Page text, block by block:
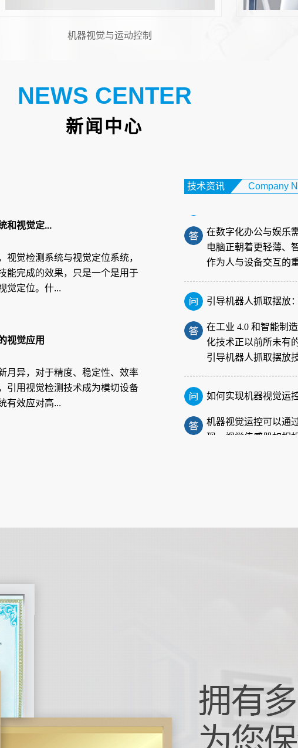
机器人视觉
NEWS CENTER
新闻中心
和视觉定...
视觉检测系统与视觉定位系统，
能完成的效果，只是一个是用于
觉定位。什...
视觉应用
月异，对于精度、稳定性、效率
引用视觉检测技术成为模切设备
有效应对高...
技术资讯 Company
笔记本触摸屏对位贴
电脑正朝着更轻薄、
作为人与设备交互的
引导机器人抓取摆放
在工业 4.0 和智能制
化技术正以前所未有
引导机器人抓取摆放
如何实现机器视觉运
机器视觉运控可以通
现。视觉传感器如相
对物体的颜色、表面
高的特性，成为智能
在工业 4.0 和智能制
化技术正以前所未有
引导机器人抓取摆放